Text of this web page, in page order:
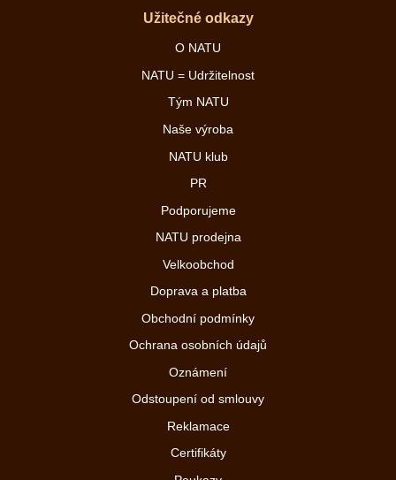
Užitečné odkazy
O NATU
NATU = Udržitelnost
Tým NATU
Naše výroba
NATU klub
PR
Podporujeme
NATU prodejna
Velkoobchod
Doprava a platba
Obchodní podmínky
Ochrana osobních údajů
Oznámení
Odstoupení od smlouvy
Reklamace
Certifikáty